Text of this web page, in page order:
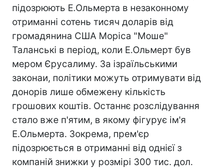
підозрюють Е.Ольмерта в незаконному
отриманні сотень тисяч доларів від
громадянина США Моріса "Моше"
Таланські в період, коли Е.Ольмерт був
мером Єрусалиму. За ізраїльськими
законаи, політики можуть отримувати від
донорів лише обмежену кількість
грошових коштів. Останнє розслідування
стало вже п'ятим, в якому фігурує ім'я
Е.Ольмерта. Зокрема, прем'єр
підозрюється в отриманні від однієї з
компаній знижки у розмірі 300 тис. дол.